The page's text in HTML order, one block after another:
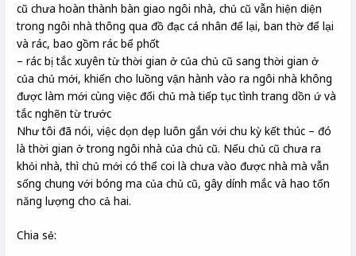
cũ chưa hoàn thành bàn giao ngôi nhà, chủ cũ vẫn hiện diện
trong ngôi nhà thông qua đồ đạc cá nhân để lại, ban thờ để lại
và rác, bao gồm rác bể phốt
– rác bị tắc xuyên từ thời gian ở của chủ cũ sang thời gian ở
của chủ mới, khiến cho luồng vận hành vào ra ngôi nhà không
được làm mới cùng việc đổi chủ mà tiếp tục tình trang dồn ứ và
tắc nghẽn từ trước
Như tôi đã nói, việc dọn dẹp luôn gắn với chu kỳ kết thúc – đó
là thời gian ở trong ngôi nhà của chủ cũ. Nếu chủ cũ chưa ra
khỏi nhà, thì chủ mới có thể coi là chưa vào được nhà mà vẫn
sống chung với bóng ma của chủ cũ, gây dính mắc và hao tổn
năng lượng cho cả hai.
Chia sẻ: